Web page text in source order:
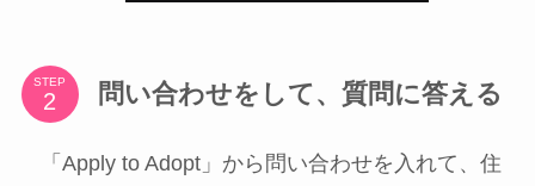
STEP 問い合わせをして、質問に答える
「Apply to Adopt」から問い合わせを入れて、住